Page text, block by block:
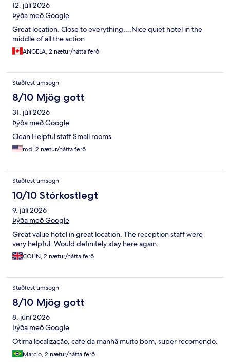
12. júlí 2026
Þýða með Google
Great location. Close to everything….Nice quiet hotel in the
middle of all the action
ANGELA, 2 nætur/nátta ferð
Staðfest umsögn
8/10 Mjög gott
31. júlí 2026
Þýða með Google
Clean Helpful staff Small rooms
md, 2 nætur/nátta ferð
Staðfest umsögn
10/10 Stórkostlegt
9. júlí 2026
Þýða með Google
Great value hotel in great location. The reception staff were
very helpful. Would definitely stay here again.
COLIN, 2 nætur/nátta ferð
Staðfest umsögn
8/10 Mjög gott
8. júní 2026
Þýða með Google
Otima localização, cafe da manhã muito bom, super recomendo.
Marcio, 2 nætur/nátta ferð